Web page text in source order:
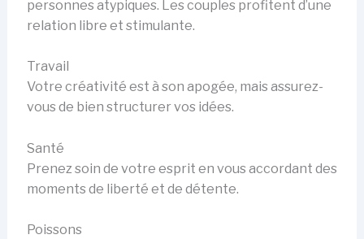
personnes atypiques. Les couples profitent d’une
relation libre et stimulante.
Travail
Votre créativité est à son apogée, mais assurez-
vous de bien structurer vos idées.
Santé
Prenez soin de votre esprit en vous accordant des
moments de liberté et de détente.
Poissons